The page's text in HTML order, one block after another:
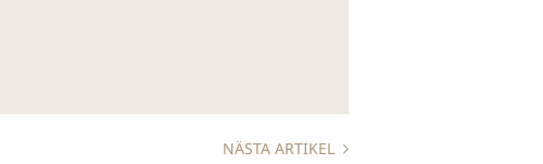
NÄSTA ARTIKEL